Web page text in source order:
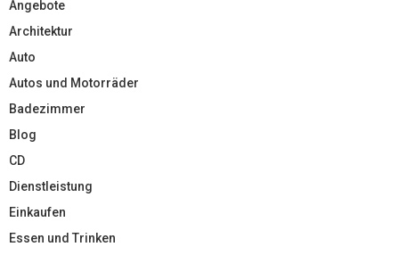
Angebote
Architektur
Auto
Autos und Motorräder
Badezimmer
Blog
CD
Dienstleistung
Einkaufen
Essen und Trinken